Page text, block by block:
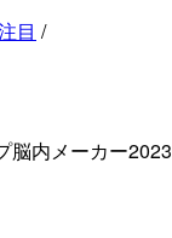
目 /
脳内メーカー2023